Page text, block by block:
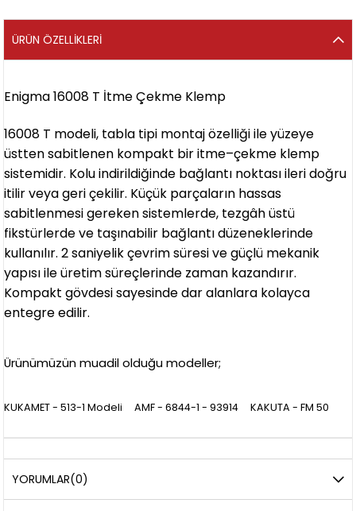
ÜRÜN ÖZELLIKLERI
Enigma 16008 T İtme Çekme Klemp
16008 T modeli, tabla tipi montaj özelliği ile yüzeye
üstten sabitlenen kompakt bir itme–çekme klemp
sistemidir. Kolu indirildiğinde bağlantı noktası ileri doğru
itilir veya geri çekilir. Küçük parçaların hassas
sabitlenmesi gereken sistemlerde, tezgâh üstü
fikstürlerde ve taşınabilir bağlantı düzeneklerinde
kullanılır. 2 saniyelik çevrim süresi ve güçlü mekanik
yapısı ile üretim süreçlerinde zaman kazandırır.
Kompakt gövdesi sayesinde dar alanlara kolayca
entegre edilir.
Ürünümüzün muadil olduğu modeller;
KUKAMET - 513-1 Modeli AMF - 6844-1 - 93914 KAKUTA - FM 50
YORUMLAR(0)